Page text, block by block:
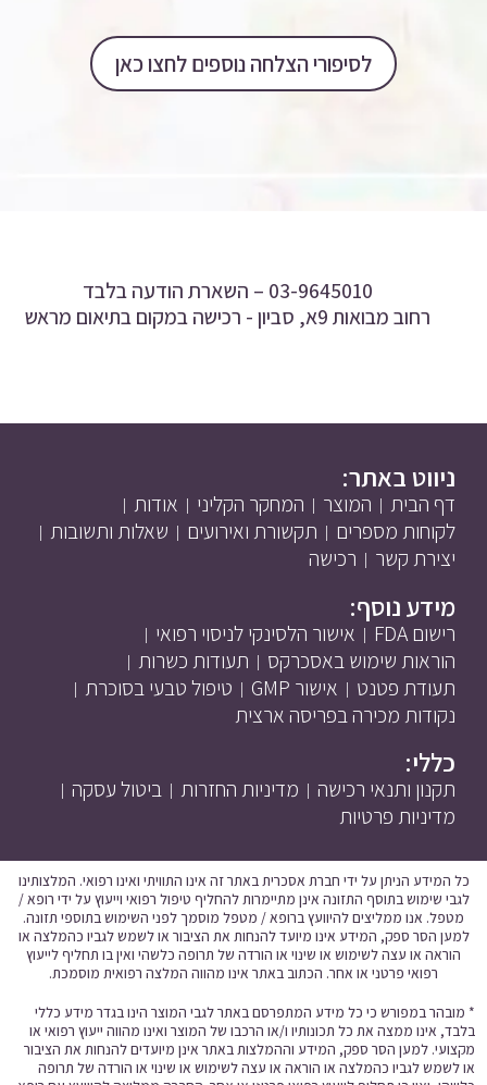
לסיפורי הצלחה נוספים לחצו כאן
03-9645010 –
השארת הודעה בלבד
רחוב מבואות 9א, סביון - רכישה במקום בתיאום מראש
ניווט באתר:
דף הבית המוצר המחקר הקליני
אודות
לקוחות מספרים
תקשורת ואירועים
שאלות ותשובות
יצירת קשר
רכישה
מידע נוסף:
רישום FDA
אישור הלסינקי לניסוי רפואי
הוראות שימוש באסכרקס
תעודות כשרות
תעודת פטנט
אישור GMP
טיפול טבעי בסוכרת
נקודות מכירה בפריסה ארצית
כללי:
תקנון ותנאי רכישה מדיניות החזרות
ביטול עסקה
מדיניות פרטיות
כל המידע הניתן על ידי חברת אסכרית באתר זה אינו התוויתי ואינו רפואי. המלצותינו
לגבי שימוש בתוסף התזונה אינן מתיימרות להחליף טיפול רפואי וייעוץ על ידי רופא /
מטפל. אנו ממליצים להיוועץ ברופא / מטפל מוסמך לפני השימוש בתוספי תזונה.
למען הסר ספק, המידע אינו מיועד להנחות את הציבור או לשמש לגביו כהמלצה או
הוראה או עצה לשימוש או שינוי או הורדה של תרופה כלשהי ואין בו תחליף לייעוץ
רפואי פרטני או אחר. הכתוב באתר אינו מהווה המלצה רפואית מוסמכת.
* מובהר במפורש כי כל מידע המתפרסם באתר לגבי המוצר הינו בגדר מידע כללי
בלבד, אינו ממצה את כל תכונותיו ו/או הרכבו של המוצר ואינו מהווה ייעוץ רפואי או
מקצועי. למען הסר ספק, המידע וההמלצות באתר אינן מיועדים להנחות את הציבור
או לשמש לגביו כהמלצה או הוראה או עצה לשימוש או שינוי או הורדה של תרופה